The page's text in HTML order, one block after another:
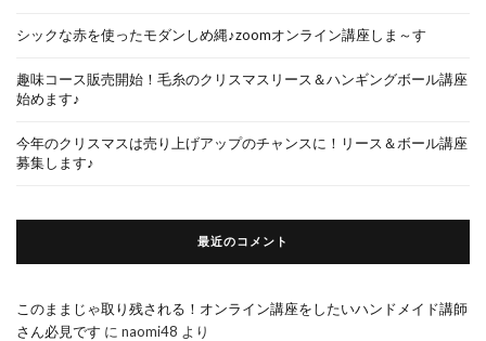
シックな赤を使ったモダンしめ縄♪zoomオンライン講座しま～す
趣味コース販売開始！毛糸のクリスマスリース＆ハンギングボール講座
始めます♪
今年のクリスマスは売り上げアップのチャンスに！リース＆ボール講座
募集します♪
最近のコメント
このままじゃ取り残される！オンライン講座をしたいハンドメイド講師
さん必見です に naomi48 より